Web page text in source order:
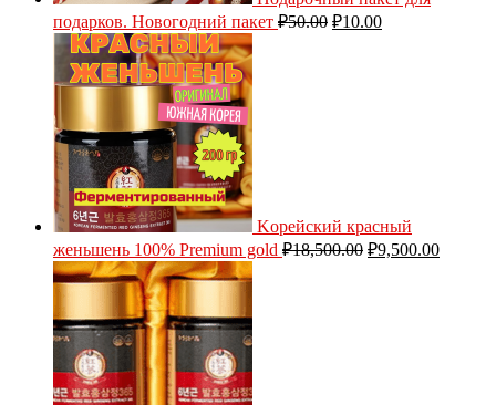
подарков. Новогодний пакет ₽50.00 ₽10.00
Kорейский красный
женьшень 100% Premium gold ₽18,500.00 ₽9,500.00